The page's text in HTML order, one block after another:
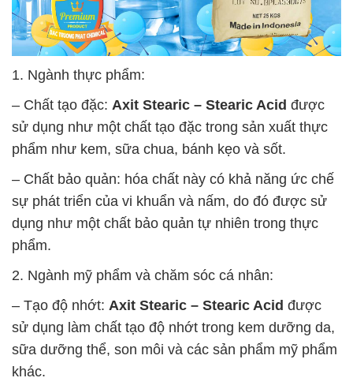
1. Ngành thực phẩm:
– Chất tạo đặc: Axit Stearic – Stearic Acid được
sử dụng như một chất tạo đặc trong sản xuất thực
phẩm như kem, sữa chua, bánh kẹo và sốt.
– Chất bảo quản: hóa chất này có khả năng ức chế
sự phát triển của vi khuẩn và nấm, do đó được sử
dụng như một chất bảo quản tự nhiên trong thực
phẩm.
2. Ngành mỹ phẩm và chăm sóc cá nhân:
– Tạo độ nhớt: Axit Stearic – Stearic Acid được
sử dụng làm chất tạo độ nhớt trong kem dưỡng da,
sữa dưỡng thể, son môi và các sản phẩm mỹ phẩm
khác.